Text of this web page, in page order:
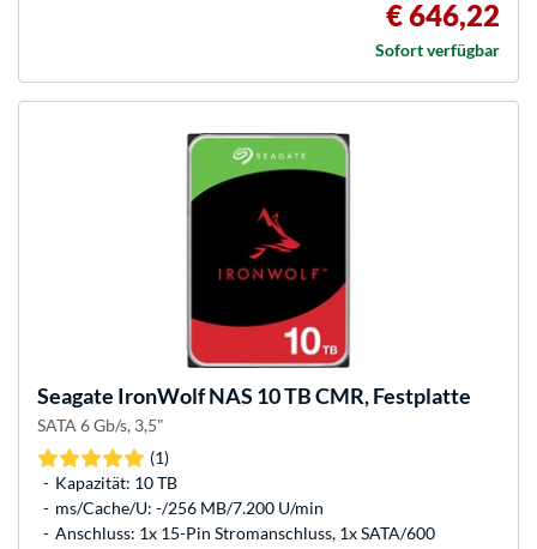
€ 646,22
Sofort verfügbar
Seagate IronWolf NAS 10 TB CMR, Festplatte
SATA 6 Gb/s, 3,5"
(1)
Kapazität: 10 TB
ms/Cache/U: -/256 MB/7.200 U/min
Anschluss: 1x 15-Pin Stromanschluss, 1x SATA/600